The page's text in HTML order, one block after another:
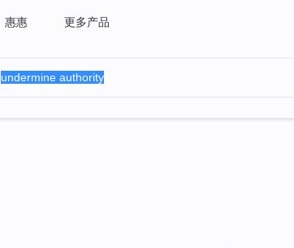
惠惠 更多产品